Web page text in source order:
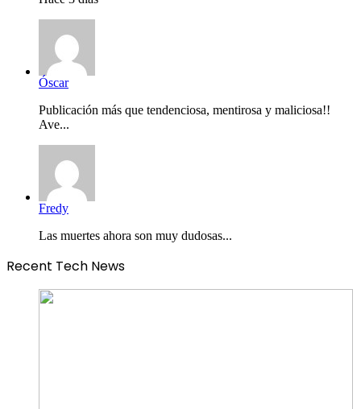
Óscar
Publicación más que tendenciosa, mentirosa y maliciosa!!
Ave...
Fredy
Las muertes ahora son muy dudosas...
Recent Tech News